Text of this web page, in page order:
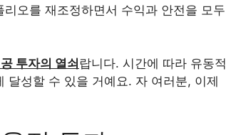
오를 재조정하면서 수익과 안전을 모두
투자의 열쇠 랍니다. 시간에 따라 유동적
달성할 수 있을 거예요. 자 여러분, 이제